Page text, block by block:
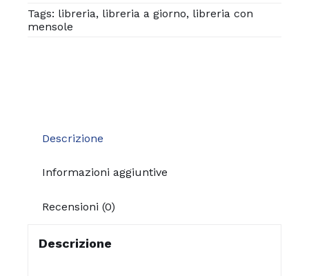
Tags: libreria, libreria a giorno, libreria con
mensole
Descrizione
Informazioni aggiuntive
Recensioni (0)
Descrizione